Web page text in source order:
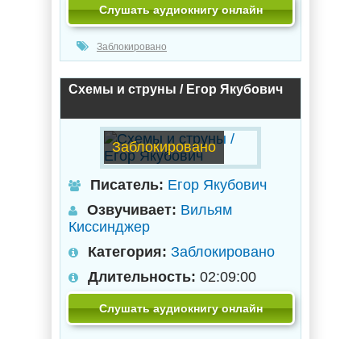
Слушать аудиокнигу онлайн
Заблокировано
Схемы и струны / Егор Якубович
Заблокировано
Писатель: Егор Якубович
Озвучивает: Вильям
Киссинджер
Категория: Заблокировано
Длительность: 02:09:00
Слушать аудиокнигу онлайн